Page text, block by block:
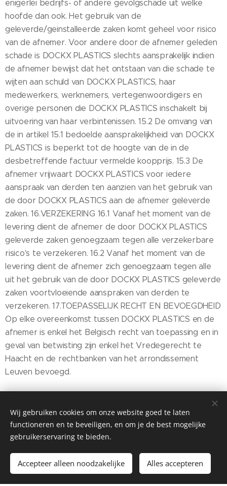
Dockx Plastics
Mogelijk gemaakt doorWebnode Cookies
Maak een gratis website. Begin
Wij gebruiken cookies om onze website goed te laten
functioneren en te beveiligen, en om je de best mogelijke
gebruikerservaring te bieden.
Accepteer alleen noodzakelijke Alles accepteren